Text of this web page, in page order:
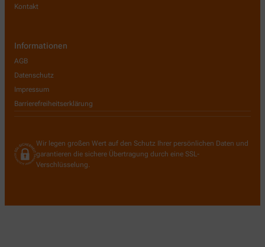
Kontakt
Informationen
AGB
Datenschutz
Impressum
Barrierefreiheitserklärung
Wir legen großen Wert auf den Schutz Ihrer persönlichen Daten und
garantieren die sichere Übertragung durch eine SSL-
Verschlüsselung.